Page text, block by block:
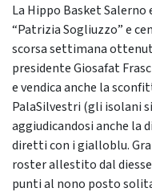
La Hippo Basket
“Patrizia Sogliuzzo” e
scorsa settimana
presidente Giosafat
e vendica anche la
PalaSilvestri (gli isolani
aggiudicandosi anche la
diretti con i gialloblu.
roster allestito dal
punti al nono posto